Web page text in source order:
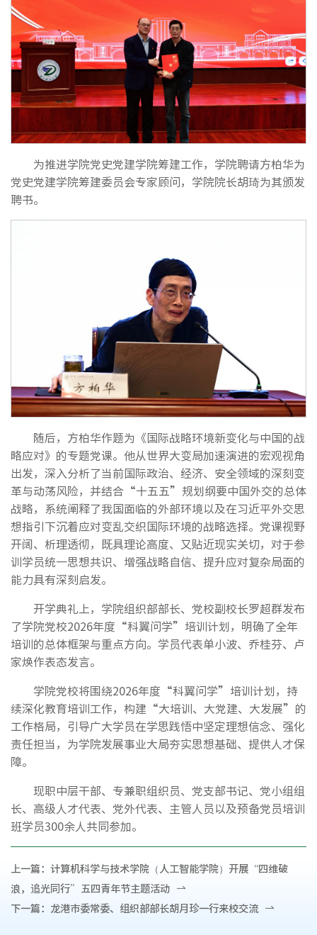
为推进学院党史党建学院筹建工作，学院聘请方柏华为
党史党建学院筹建委员会专家顾问，学院院长胡琦为其颁发
聘书。
随后，方柏华作题为《国际战略环境新变化与中国的战
略应对》的专题党课。他从世界大变局加速演进的宏观视角
出发，深入分析了当前国际政治、经济、安全领域的深刻变
革与动荡风险，并结合“十五五”规划纲要中国外交的总体
战略，系统阐释了我国面临的外部环境以及在习近平外交思
想指引下沉着应对变乱交织国际环境的战略选择。党课视野
开阔、析理透彻，既具理论高度、又贴近现实关切，对于参
训学员统一思想共识、增强战略自信、提升应对复杂局面的
能力具有深刻启发。
开学典礼上，学院组织部部长、党校副校长罗超群发布
了学院党校2026年度“科翼问学”培训计划，明确了全年
培训的总体框架与重点方向。学员代表单小波、乔桂芬、卢
家焕作表态发言。
学院党校将围绕2026年度“科翼问学”培训计划，持
续深化教育培训工作，构建“大培训、大党建、大发展”的
工作格局，引导广大学员在学思践悟中坚定理想信念、强化
责任担当，为学院发展事业大局夯实思想基础、提供人才保
障。
现职中层干部、专兼职组织员、党支部书记、党小组组
长、高级人才代表、党外代表、主管人员以及预备党员培训
班学员300余人共同参加。
上一篇： 计算机科学与技术学院（人工智能学院）开展“四维破
浪，追光同行”五四青年节主题活动
下一篇： 龙港市委常委、组织部部长胡月珍一行来校交流